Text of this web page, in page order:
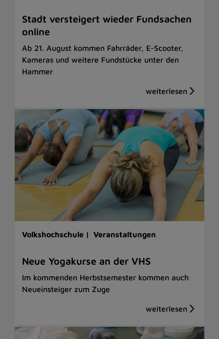
Stadt versteigert wieder Fundsachen
online
Ab 21. August kommen Fahrräder, E-Scooter,
Kameras und weitere Fundstücke unter den
Hammer
Volkshochschule | Veranstaltungen
Neue Yogakurse an der VHS
Im kommenden Herbstsemester kommen auch
Neueinsteiger zum Zuge